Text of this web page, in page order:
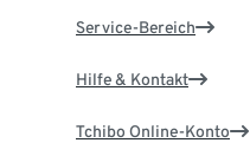
Service-Bereich
Hilfe & Kontakt
Tchibo Online-Konto